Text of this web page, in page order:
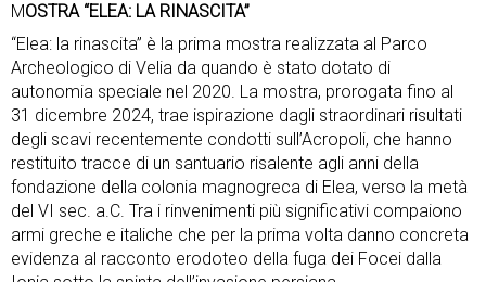
MOSTRA “ELEA: LA RINASCITA”
“Elea: la rinascita” è la prima mostra realizzata al Parco
Archeologico di Velia da quando è stato dotato di
autonomia speciale nel 2020. La mostra, prorogata fino al
31 dicembre 2024, trae ispirazione dagli straordinari risultati
degli scavi recentemente condotti sull’Acropoli, che hanno
restituito tracce di un santuario risalente agli anni della
fondazione della colonia magnogreca di Elea, verso la metà
del VI sec. a.C. Tra i rinvenimenti più significativi compaiono
armi greche e italiche che per la prima volta danno concreta
evidenza al racconto erodoteo della fuga dei Focei dalla